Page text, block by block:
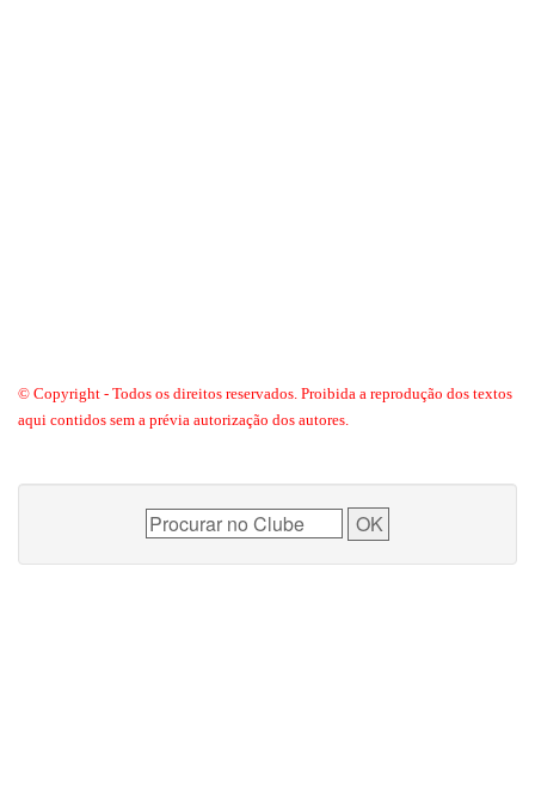
© Copyright - Todos os direitos reservados. Proibida a reprodução dos textos
aqui contidos sem a prévia autorização dos autores.